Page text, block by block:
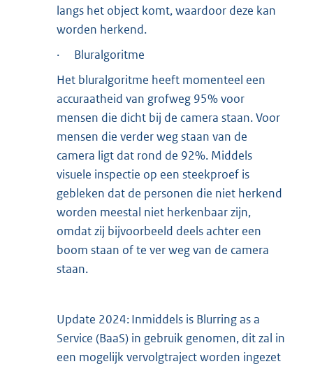
langs het object komt, waardoor deze kan
worden herkend.
· Bluralgoritme
Het bluralgoritme heeft momenteel een
accuraatheid van grofweg 95% voor
mensen die dicht bij de camera staan. Voor
mensen die verder weg staan van de
camera ligt dat rond de 92%. Middels
visuele inspectie op een steekproef is
gebleken dat de personen die niet herkend
worden meestal niet herkenbaar zijn,
omdat zij bijvoorbeeld deels achter een
boom staan of te ver weg van de camera
staan.
Update 2024: Inmiddels is Blurring as a
Service (BaaS) in gebruik genomen, dit zal in
een mogelijk vervolgtraject worden ingezet